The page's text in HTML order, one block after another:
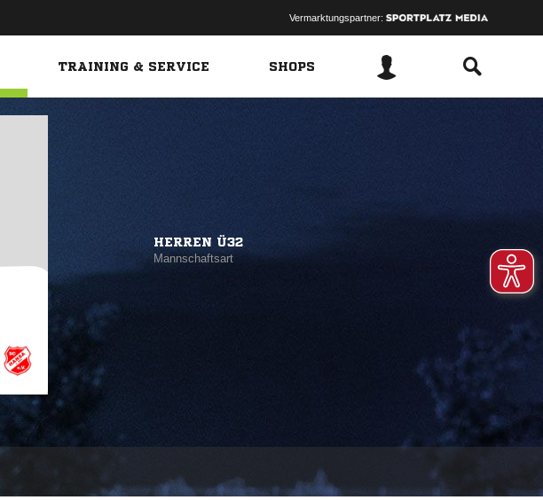
Vermarktungspartner:
TRAINING & SERVICE SHOPS
HERREN Ü32
Mannschaftsart